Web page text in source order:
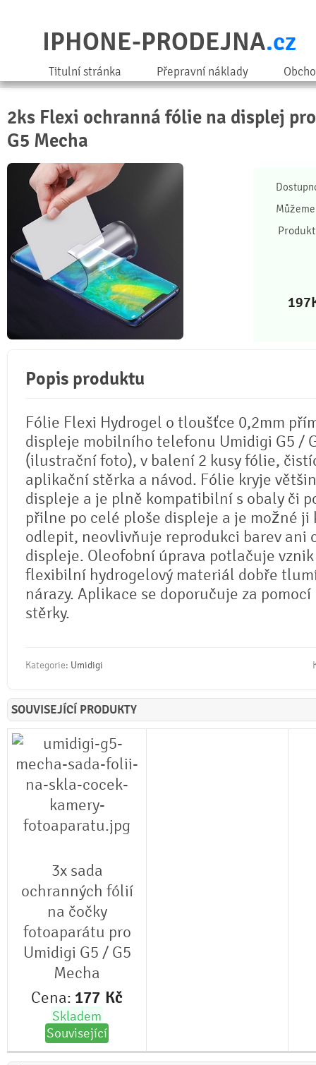
IPHONE-PRODEJNA.cz
Titulní stránka Přepravní náklady
2ks Flexi ochranná fólie na displej
G5 Mecha
197
Popis produktu
Fólie Flexi Hydrogel o tloušťce 0,2mm
displeje mobilního telefonu Umidigi G5 /
(ilustrační foto), v balení 2 kusy fólie,
aplikační stěrka a návod. Fólie kryje
displeje a je plně kompatibilní s obaly či
přilne po celé ploše displeje a je možné ji
odlepit, neovlivňuje reprodukci barev ani
displeje. Oleofobní úprava potlačuje
flexibilní hydrogelový materiál dobře
nárazy. Aplikace se doporučuje za
stěrky.
Kategorie: Umidigi
SOUVISEJÍCÍ PRODUKTY
3x sada
ochranných fólií
na čočky
fotoaparátu pro
Umidigi G5 / G5
Mecha
Cena: 177 Kč
Skladem
Související